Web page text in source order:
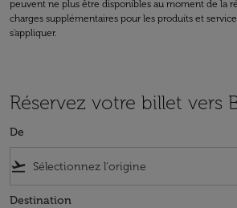
peuvent ne plus être disponibles au moment de la
charges supplémentaires pour les produits et
s'appliquer.
Réservez votre billet vers
De
flight_takeoff
Destination